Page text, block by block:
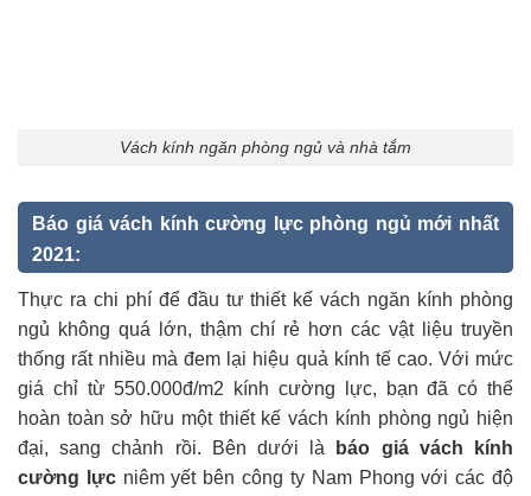
Vách kính ngăn phòng ngủ và nhà tắm
Báo giá vách kính cường lực phòng ngủ mới nhất
2021:
Thực ra chi phí để đầu tư thiết kế vách ngăn kính phòng
ngủ không quá lớn, thậm chí rẻ hơn các vật liệu truyền
thống rất nhiều mà đem lại hiệu quả kính tế cao. Với mức
giá chỉ từ 550.000đ/m2 kính cường lực, bạn đã có thể
hoàn toàn sở hữu một thiết kế vách kính phòng ngủ hiện
đại, sang chảnh rồi. Bên dưới là
báo giá vách kính
cường lựcniêm yết bên công ty Nam Phong với các độ